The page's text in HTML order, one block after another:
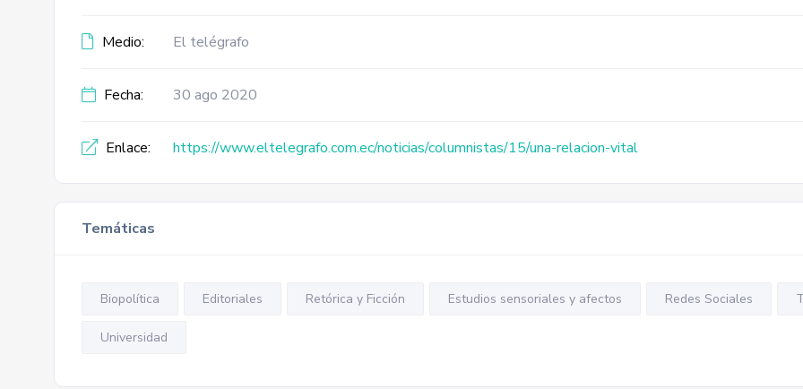
Medio: El telégrafo
Fecha: 30 ago 2020
Enlace: https://www.eltelegrafo.com.ec/noticias/columnistas/15/una-relacion-vital
Temáticas
Biopolítica Editoriales Retórica y Ficción Estudios sensoriales y afectos Redes Sociales
Universidad